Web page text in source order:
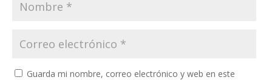
Guarda mi nombre, correo electrónico y web en este